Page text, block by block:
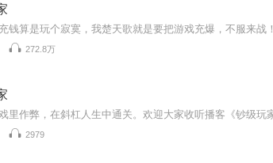
钱算是玩个寂寞，我楚天歌就是要把游戏充爆，不服来战！
272.8万
2979